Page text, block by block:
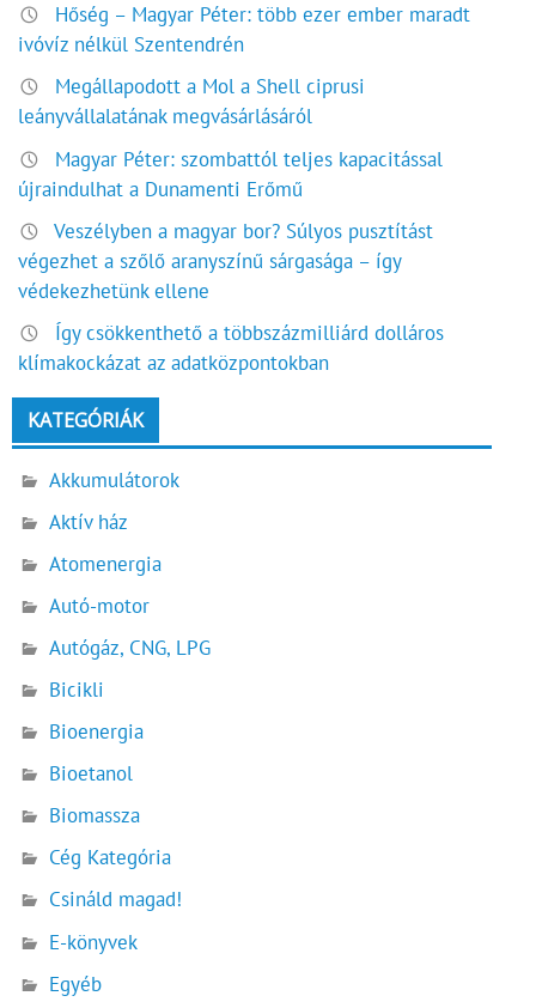
Hőség – Magyar Péter: több ezer ember maradt
ivóvíz nélkül Szentendrén
Megállapodott a Mol a Shell ciprusi
leányvállalatának megvásárlásáról
Magyar Péter: szombattól teljes kapacitással
újraindulhat a Dunamenti Erőmű
Veszélyben a magyar bor? Súlyos pusztítást
végezhet a szőlő aranyszínű sárgasága – így
védekezhetünk ellene
Így csökkenthető a többszázmilliárd dolláros
klímakockázat az adatközpontokban
KATEGÓRIÁK
Akkumulátorok
Aktív ház
Atomenergia
Autó-motor
Autógáz, CNG, LPG
Bicikli
Bioenergia
Bioetanol
Biomassza
Cég Kategória
Csináld magad!
E-könyvek
Egyéb